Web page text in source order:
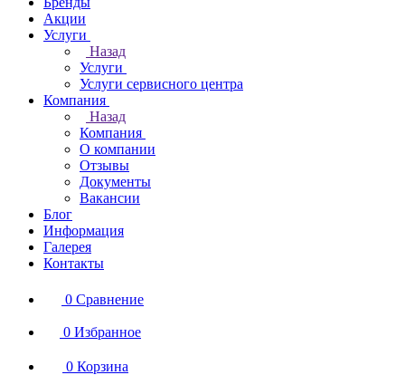
Акции
Услуги
Назад
Услуги
Услуги сервисного центра
Компания
Назад
Компания
О компании
Отзывы
Документы
Вакансии
Блог
Информация
Галерея
Контакты
0 Сравнение
0 Избранное
0 Корзина